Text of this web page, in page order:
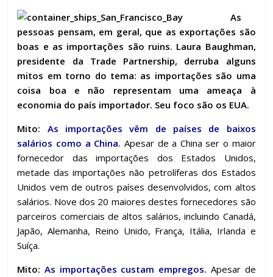
o
o
k
A
p
p
a
m
dI
n
ar
til
h
ar
As
pessoas pensam, em geral, que as exportações são
boas e as importações são ruins. Laura Baughman,
presidente da Trade Partnership, derruba alguns
mitos em torno do tema: as importações são uma
coisa boa e não representam uma ameaça à
economia do país importador. Seu foco são os EUA.
Mito: As importações vêm de países de baixos
salários como a China. Apesar de a China ser o maior
fornecedor das importações dos Estados Unidos,
metade das importações não petrolíferas dos Estados
Unidos vem de outros países desenvolvidos, com altos
salários. Nove dos 20 maiores destes fornecedores são
parceiros comerciais de altos salários, incluindo Canadá,
Japão, Alemanha, Reino Unido, França, Itália, Irlanda e
Suíça.
Mito:As importações custam empregos. Apesar de